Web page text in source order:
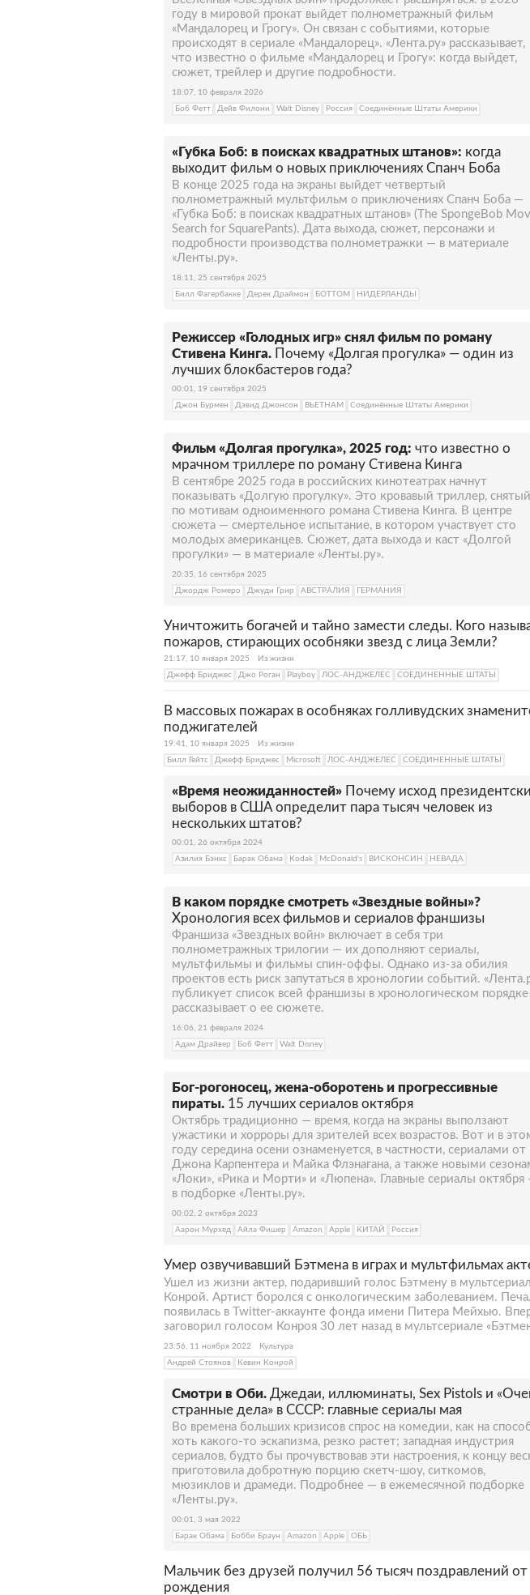
году в мировой прокат выйдет полнометражный фильм
«Мандалорец и Грогу». Он связан с событиями, которые
происходят в сериале «Мандалорец». «Лента.ру» рассказывает,
что известно о фильме «Мандалорец и Грогу»: когда выйдет,
сюжет, трейлер и другие подробности.
18:07, 10 февраля 2026
Боб Фетт
Дейв Филони Walt Disney Россия Соединённые Штаты Америки
«Губка Боб: в поисках квадратных штанов»: когда
выходит фильм о новых приключениях Спанч Боба
В конце 2025 года на экраны выйдет четвертый
полнометражный мультфильм о приключениях Спанч Боба —
«Губка Боб: в поисках квадратных штанов» (The SpongeBob
Search for SquarePants). Дата выхода, сюжет, персонажи и
подробности производства полнометражки — в материале
«Ленты.ру».
18:11, 25 сентября 2025
Билл Фагербакке
Дерек Драймон БОТТОМ НИДЕРЛАНДЫ
Режиссер «Голодных игр» снял фильм по роману
Стивена Кинга. Почему «Долгая прогулка» — один из
лучших блокбастеров года?
00:01, 19 сентября 2025
Джон Бурмен
Дэвид Джонсон ВЬЕТНАМ Соединённые Штаты Америки
Фильм «Долгая прогулка», 2025 год: что известно о
мрачном триллере по роману Стивена Кинга
В сентябре 2025 года в российских кинотеатрах начнут
показывать «Долгую прогулку». Это кровавый триллер, снятый
по мотивам одноименного романа Стивена Кинга. В центре
сюжета — смертельное испытание, в котором участвует сто
молодых американцев. Сюжет, дата выхода и каст «Долгой
прогулки» — в материале «Ленты.ру».
20:35, 16 сентября 2025
Джордж Ромеро
Джуди Грир АВСТРАЛИЯ ГЕРМАНИЯ
Уничтожить богачей и тайно замести следы. Кого
пожаров, стирающих особняки звезд с лица Земли?
21:17, 10 января 2025
Из жизни
Джефф Бриджес
Джо Роган Playboy ЛОС-АНДЖЕЛЕС СОЕДИНЕННЫЕ ШТАТЫ
В массовых пожарах в особняках голливудских
поджигателей
19:41, 10 января 2025
Из жизни
Билл Гейтс
Джефф Бриджес Microsoft ЛОС-АНДЖЕЛЕС СОЕДИНЕННЫЕ ШТАТЫ
«Время неожиданностей» Почему исход
выборов в США определит пара тысяч человек из
нескольких штатов?
00:01, 26 октября 2024
Азилия Бэнкс
Барак Обама Kodak McDonald's ВИСКОНСИН НЕВАДА
В каком порядке смотреть «Звездные войны»?
Хронология всех фильмов и сериалов франшизы
Франшиза «Звездных войн» включает в себя три
полнометражных трилогии — их дополняют сериалы,
мультфильмы и фильмы спин-оффы. Однако из-за обилия
проектов есть риск запутаться в хронологии событий.
публикует список всей франшизы в хронологическом порядке
рассказывает о ее сюжете.
16:06, 21 февраля 2024
Адам Драйвер
Боб Фетт Walt Disney
Бог-рогоносец, жена-оборотень и прогрессивные
пираты. 15 лучших сериалов октября
Октябрь традиционно — время, когда на экраны выползают
ужастики и хорроры для зрителей всех возрастов. Вот и в
году середина осени ознаменуется, в частности, сериалами от
Джона Карпентера и Майка Флэнагана, а также новыми
«Локи», «Рика и Морти» и «Люпена». Главные сериалы октября
в подборке «Ленты.ру».
00:02, 2 октября 2023
Аарон Мурхед
Айла Фишер Amazon Apple КИТАЙ Россия
Умер озвучивавший Бэтмена в играх и мультфильмах
Ушел из жизни актер, подаривший голос Бэтмену в
Конрой. Артист боролся с онкологическим заболеванием.
появилась в Twitter-аккаунте фонда имени Питера Мейхью.
заговорил голосом Конроя 30 лет назад в мультсериале
23:56, 11 ноября 2022
Культура
Андрей Стоянов
Кевин Конрой
Смотри в Оби. Джедаи, иллюминаты, Sex Pistols и
странные дела» в СССР: главные сериалы мая
Во времена больших кризисов спрос на комедии, как на
хоть какого-то эскапизма, резко растет; западная индустрия
сериалов, будто бы прочувствовав эти настроения, к концу
приготовила добротную порцию скетч-шоу, ситкомов,
мюзиклов и драмеди. Подробнее — в ежемесячной подборке
«Ленты.ру».
00:01, 3 мая 2022
Барак Обама
Бобби Браун Amazon Apple ОБЬ
Мальчик без друзей получил 56 тысяч поздравлений
рождения